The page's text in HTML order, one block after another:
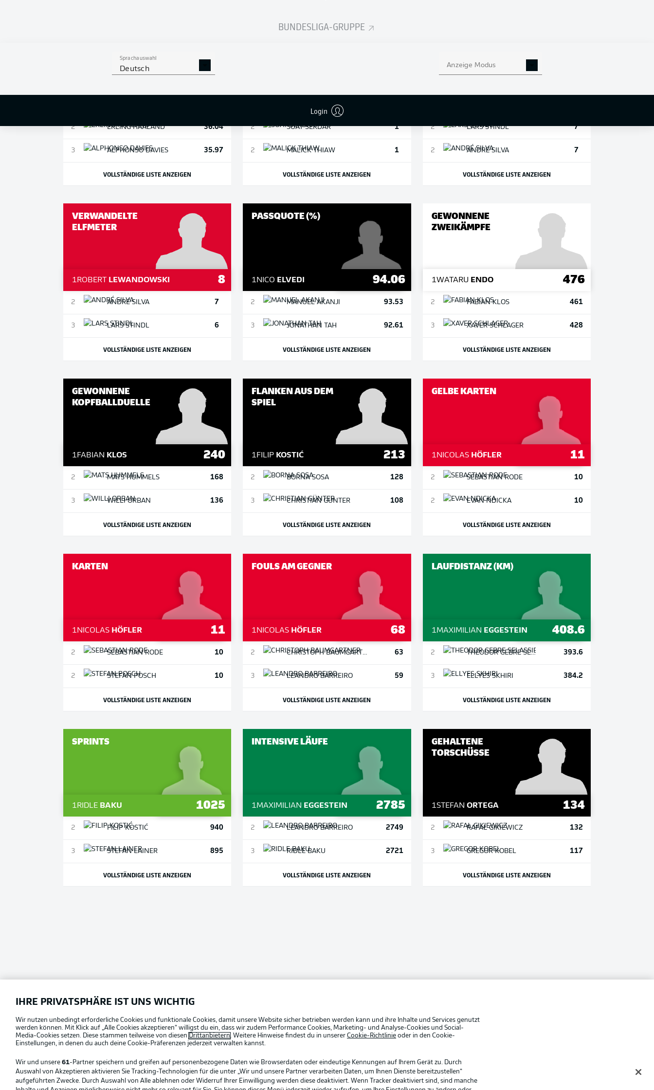
BUNDESLIGA-GRUPPE
Sprachauswahl
Deutsch Anzeige Modus
Login
2 ERLINGHAALAND 36.04
3 ALPHONSODAVIES 35.97
VOLLSTÄNDIGE LISTE ANZEIGEN
2 SUATSERDAR 1
2 MALICKTHIAW 1
VOLLSTÄNDIGE LISTE ANZEIGEN
2 LARSSTINDL 7
2 ANDRÉSILVA 7
VOLLSTÄNDIGE LISTE ANZEIGEN
VERWANDELTE
ELFMETER
1ROBERT LEWANDOWSKI 8
2 ANDRÉSILVA 7
3 LARSSTINDL 6
VOLLSTÄNDIGE LISTE ANZEIGEN
PASSQUOTE (%)
1NICO ELVEDI 94.06
2 MANUELAKANJI 93.53
3 JONATHAN TAH 92.61
VOLLSTÄNDIGE LISTE ANZEIGEN
GEWONNENE
ZWEIKÄMPFE
1WATARU ENDO 476
2 FABIANKLOS 461
3 XAVERSCHLAGER 428
VOLLSTÄNDIGE LISTE ANZEIGEN
GEWONNENE
KOPFBALLDUELLE
1FABIAN KLOS 240
2 MATSHUMMELS 168
3 WILLIORBAN 136
VOLLSTÄNDIGE LISTE ANZEIGEN
FLANKEN AUS DEM
SPIEL
1FILIP KOSTIĆ 213
2 BORNASOSA 128
3 CHRISTIANGÜNTER 108
VOLLSTÄNDIGE LISTE ANZEIGEN
GELBE KARTEN
1NICOLASHÖFLER 11
2 SEBASTIANRODE 10
2 EVANNDICKA 10
VOLLSTÄNDIGE LISTE ANZEIGEN
KARTEN
1NICOLAS HÖFLER 11
2 SEBASTIANRODE 10
2 STEFANPOSCH 10
VOLLSTÄNDIGE LISTE ANZEIGEN
FOULS AM GEGNER
1NICOLAS HÖFLER 68
2 CHRISTOPHBAUMGARTNER 63
3 LEANDROBARREIRO 59
VOLLSTÄNDIGE LISTE ANZEIGEN
LAUFDISTANZ (KM)
1MAXIMILIAN EGGESTEIN 408.6
2 THEODORGEBRE SELASSIE 393.6
3 ELLYESSKHIRI 384.2
VOLLSTÄNDIGE LISTE ANZEIGEN
SPRINTS
1RIDLE BAKU 1025
2 FILIPKOSTIĆ 940
3 STEFANLAINER 895
VOLLSTÄNDIGE LISTE ANZEIGEN
INTENSIVE LÄUFE
1MAXIMILIAN EGGESTEIN 2785
2 LEANDROBARREIRO 2749
3 RIDLEBAKU 2721
VOLLSTÄNDIGE LISTE ANZEIGEN
GEHALTENE
TORSCHÜSSE
1STEFAN ORTEGA 134
2 RAFAŁGIKIEWICZ 132
3 GREGORKOBEL 117
VOLLSTÄNDIGE LISTE ANZEIGEN
IHRE PRIVATSPHÄRE IST UNS WICHTIG
Wir nutzen unbedingt erforderliche Cookies und funktionale Cookies, damit unsere Website sicher betrieben werden kann und ihre Inhalte und Services genutzt
werden können. Mit Klick auf „Alle Cookies akzeptieren“ willigst du ein, dass wir zudem Performance Cookies, Marketing- und Analyse-Cookies und Social-
Media-Cookies setzen. Diese stammen teilweise von diesen Drittanbietern. Weitere Hinweise findest du in unserer Cookie-Richtlinie oder in den Cookie-
Einstellungen, in denen du auch deine Cookie-Präferenzen jederzeit verwalten kannst.
Wir und unsere 61-Partner speichern und greifen auf personenbezogene Daten wie Browserdaten oder eindeutige Kennungen auf Ihrem Gerät zu. Durch
Auswahl von Akzeptieren aktivieren Sie Tracking-Technologien für die unter „Wir und unsere Partner verarbeiten Daten, um Ihnen Dienste bereitzustellen“
aufgeführten Zwecke. Durch Auswahl von Alle ablehnen oder Widerruf Ihrer Einwilligung werden diese deaktiviert. Wenn Tracker deaktiviert sind, sind manche